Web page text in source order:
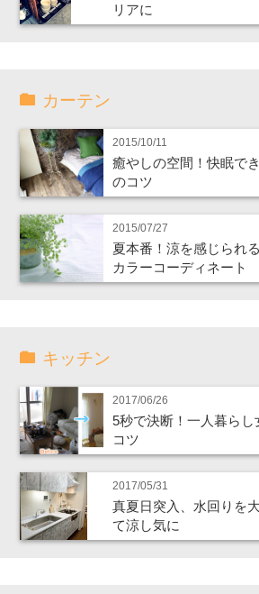
リアに
カーテン
2015/10/11
癒やしの空間！快眠で
のコツ
2015/07/27
夏本番！涼を感じられ
カラーコーディネート
キッチン
2017/06/26
5秒で決断！一人暮らし
コツ
2017/05/31
真夏日突入、水回りを
て涼し気に